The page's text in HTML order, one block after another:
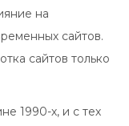
на
сайтов.
сайтов только
1990-х, и с тех